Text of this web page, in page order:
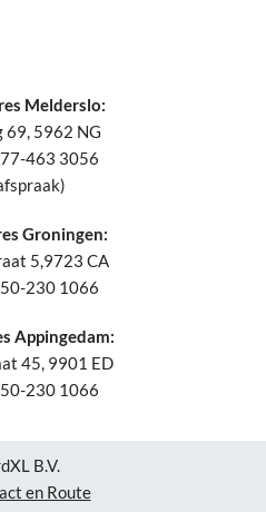
Melderslo:
69, 5962 NG
463 3056
Groningen:
5,9723 CA
230 1066
Appingedam:
45, 9901 ED
230 1066
B.V.
en Route